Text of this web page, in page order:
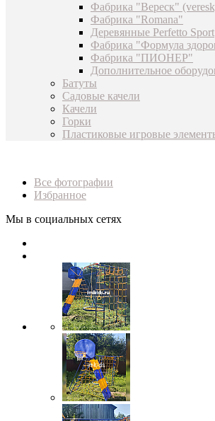
Фабрика "Вереск"
Фабрика "Romana"
Деревянные Perfetto Sport
Фабрика "Формула
Фабрика "ПИОНЕР"
Дополнительное
Батуты
Садовые качели
Качели
Горки
Пластиковые игровые
Все фотографии
Избранное
Мы в социальных сетях